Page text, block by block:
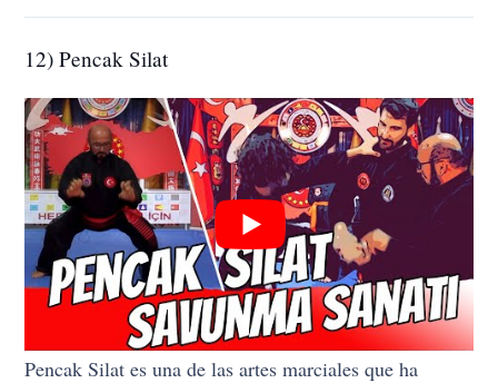
12) Pencak Silat
Pencak Silat es una de las artes marciales que ha